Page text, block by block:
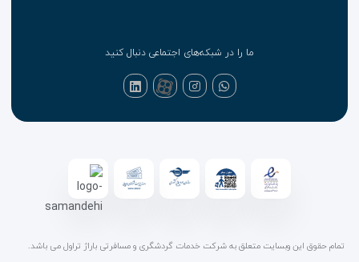
ما را در شبکه‌های اجتماعی دنبال کنید
تمام حقوق این وبسایت متعلق به شرکت خدمات گردشگری و مسافرتی باراژ تراول می باشد.